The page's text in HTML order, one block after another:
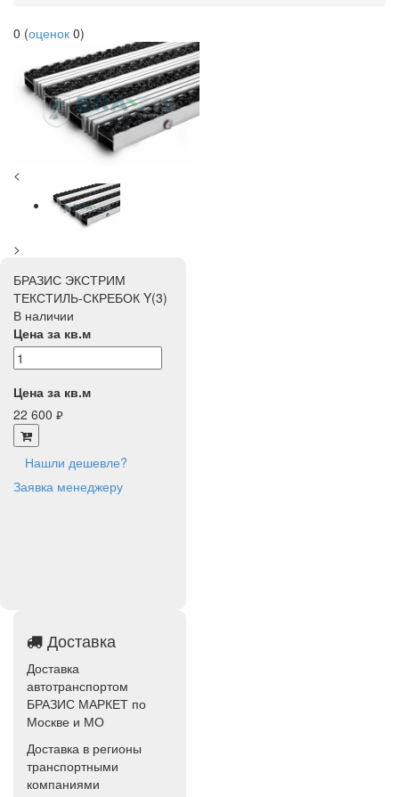
0 (оценок 0)
<
>
БРАЗИС ЭКСТРИМ
ТЕКСТИЛЬ-СКРЕБОК Y(3)
В наличии
Цена за кв.м
Цена за кв.м
22 600 руб.
Нашли дешевле?
Заявка менеджеру
Доставка
Доставка
автотранспортом
БРАЗИС МАРКЕТ по
Москве и МО
Доставка в регионы
транспортными
компаниями